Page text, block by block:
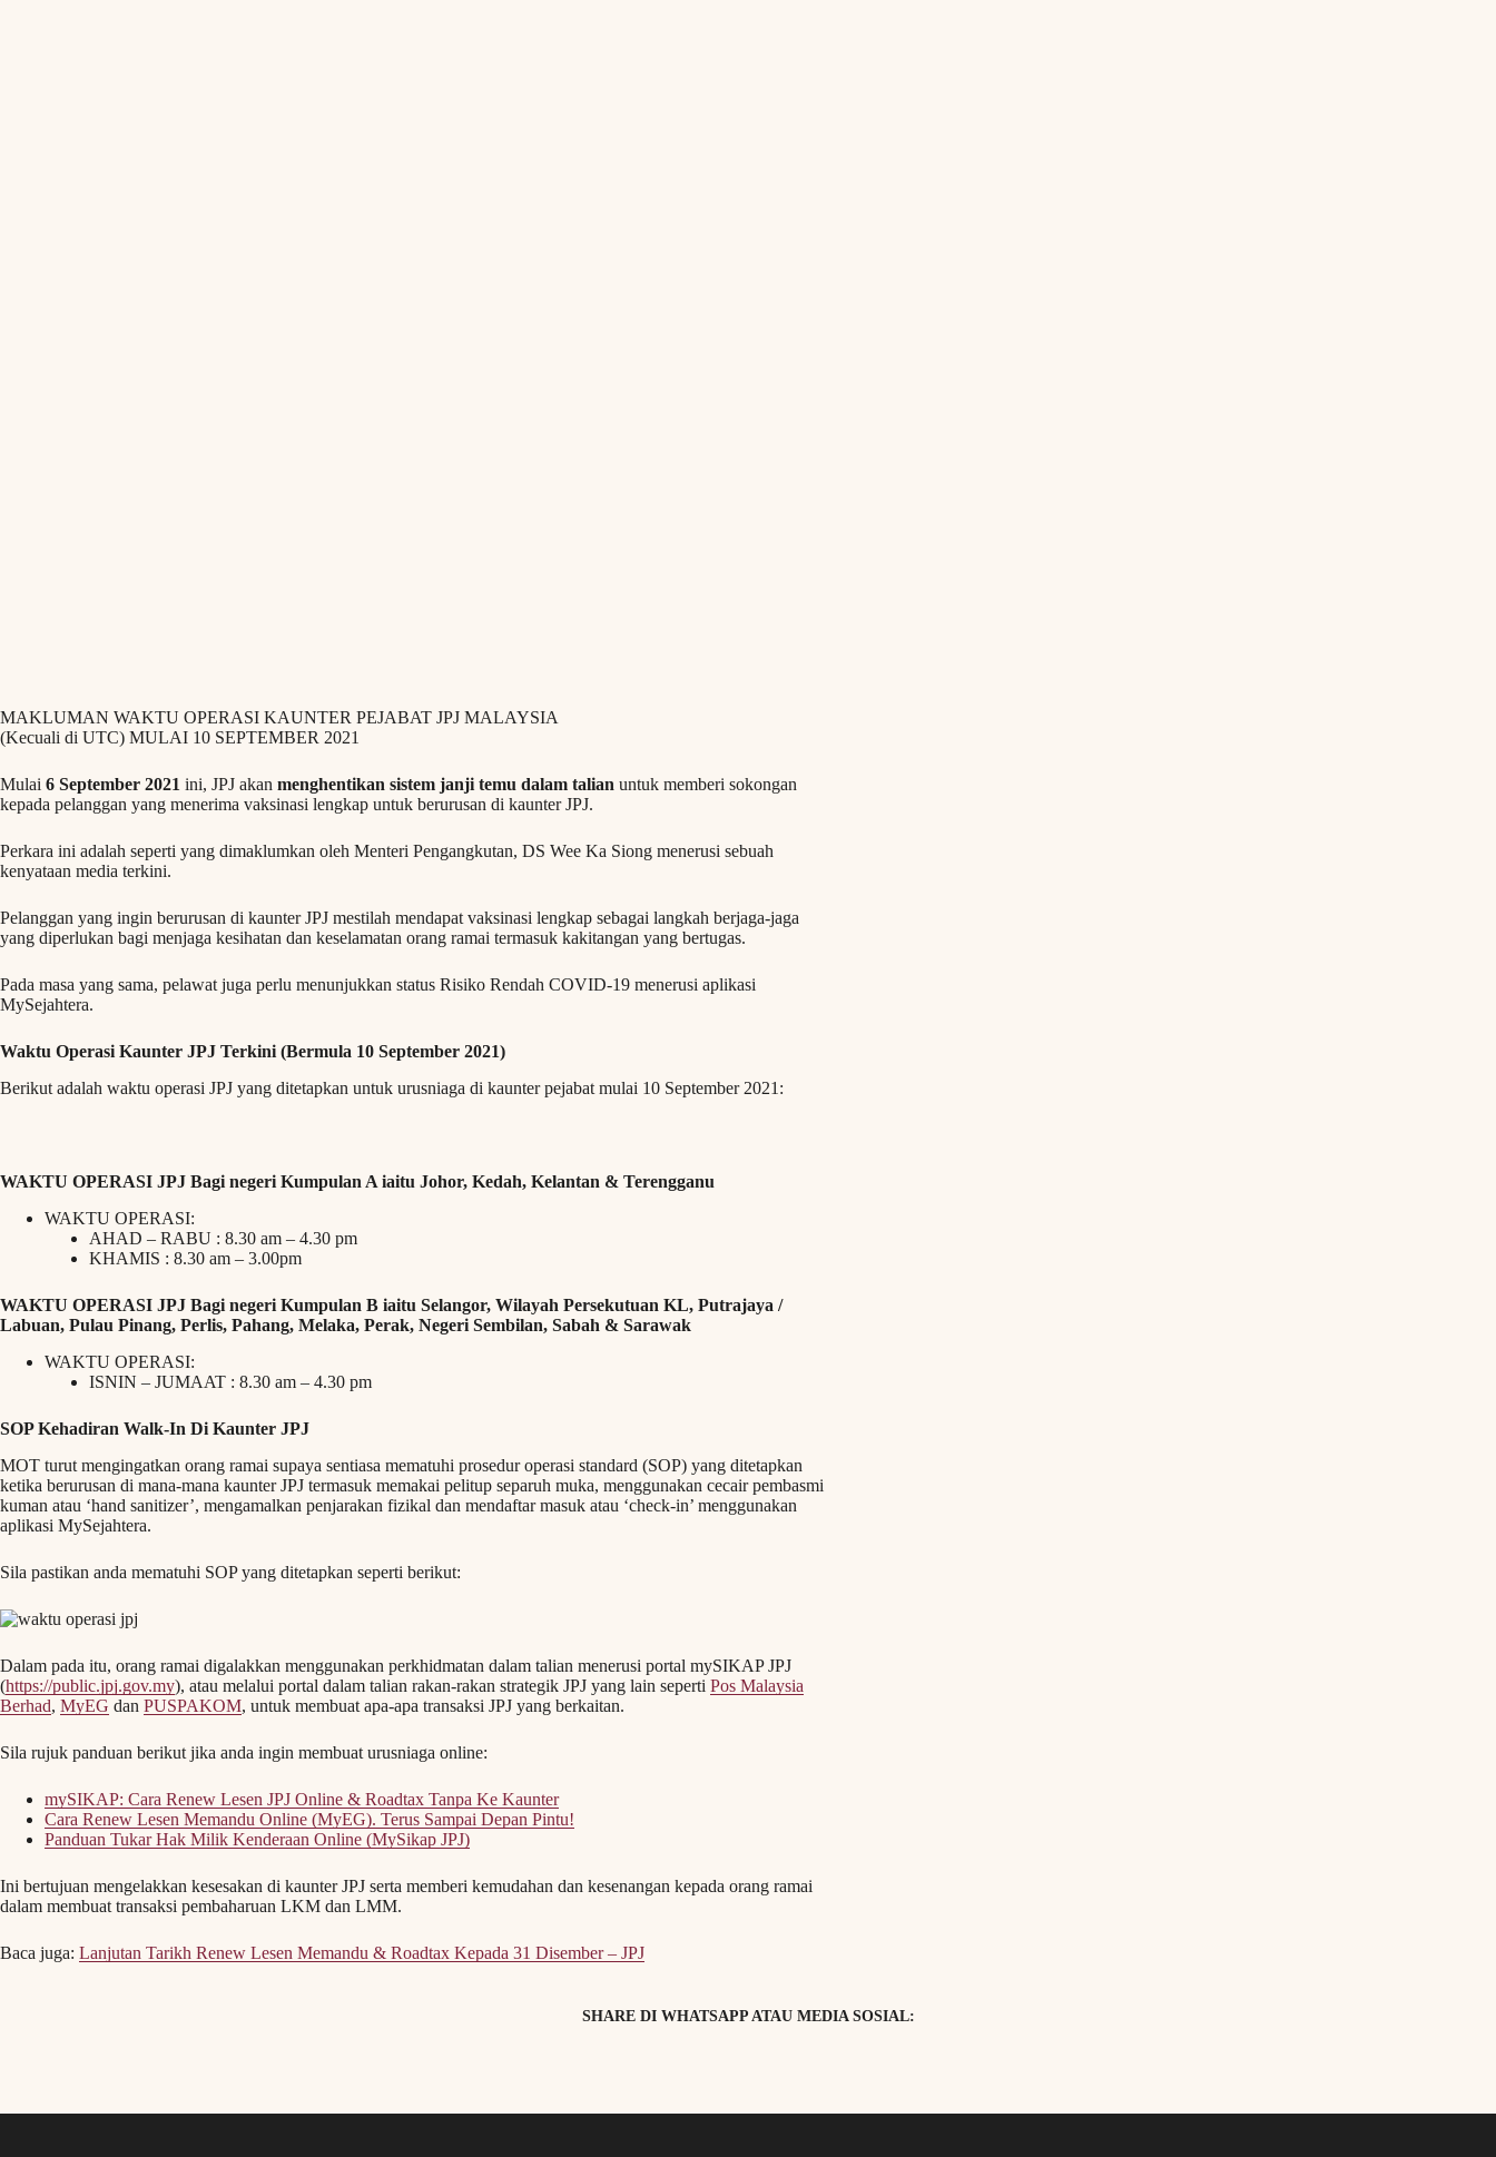
MAKLUMAN WAKTU OPERASI KAUNTER PEJABAT JPJ MALAYSIA
(Kecuali di UTC) MULAI 10 SEPTEMBER 2021
Mulai 6 September 2021 ini, JPJ akan menghentikan sistem janji temu dalam talian untuk memberi sokongan
kepada pelanggan yang menerima vaksinasi lengkap untuk berurusan di kaunter JPJ.
Perkara ini adalah seperti yang dimaklumkan oleh Menteri Pengangkutan, DS Wee Ka Siong menerusi sebuah
kenyataan media terkini.
Pelanggan yang ingin berurusan di kaunter JPJ mestilah mendapat vaksinasi lengkap sebagai langkah berjaga-jaga
yang diperlukan bagi menjaga kesihatan dan keselamatan orang ramai termasuk kakitangan yang bertugas.
Pada masa yang sama, pelawat juga perlu menunjukkan status Risiko Rendah COVID-19 menerusi aplikasi
MySejahtera.
Waktu Operasi Kaunter JPJ Terkini (Bermula 10 September 2021)
Berikut adalah waktu operasi JPJ yang ditetapkan untuk urusniaga di kaunter pejabat mulai 10 September 2021:
WAKTU OPERASI JPJ Bagi negeri Kumpulan A iaitu Johor, Kedah, Kelantan & Terengganu
WAKTU OPERASI:
AHAD – RABU : 8.30 am – 4.30 pm
KHAMIS : 8.30 am – 3.00pm
WAKTU OPERASI JPJ Bagi negeri Kumpulan B iaitu Selangor, Wilayah Persekutuan KL, Putrajaya /
Labuan, Pulau Pinang, Perlis, Pahang, Melaka, Perak, Negeri Sembilan, Sabah & Sarawak
WAKTU OPERASI:
ISNIN – JUMAAT : 8.30 am – 4.30 pm
SOP Kehadiran Walk-In Di Kaunter JPJ
MOT turut mengingatkan orang ramai supaya sentiasa mematuhi prosedur operasi standard (SOP) yang ditetapkan
ketika berurusan di mana-mana kaunter JPJ termasuk memakai pelitup separuh muka, menggunakan cecair pembasmi
kuman atau ‘hand sanitizer’, mengamalkan penjarakan fizikal dan mendaftar masuk atau ‘check-in’ menggunakan
aplikasi MySejahtera.
Sila pastikan anda mematuhi SOP yang ditetapkan seperti berikut:
Dalam pada itu, orang ramai digalakkan menggunakan perkhidmatan dalam talian menerusi portal mySIKAP JPJ
(https://public.jpj.gov.my), atau melalui portal dalam talian rakan-rakan strategik JPJ yang lain seperti Pos Malaysia
Berhad, MyEG dan PUSPAKOM, untuk membuat apa-apa transaksi JPJ yang berkaitan.
Sila rujuk panduan berikut jika anda ingin membuat urusniaga online:
mySIKAP: Cara Renew Lesen JPJ Online & Roadtax Tanpa Ke Kaunter
Cara Renew Lesen Memandu Online (MyEG). Terus Sampai Depan Pintu!
Panduan Tukar Hak Milik Kenderaan Online (MySikap JPJ)
Ini bertujuan mengelakkan kesesakan di kaunter JPJ serta memberi kemudahan dan kesenangan kepada orang ramai
dalam membuat transaksi pembaharuan LKM dan LMM.
Baca juga: Lanjutan Tarikh Renew Lesen Memandu & Roadtax Kepada 31 Disember – JPJ
SHARE DI WHATSAPP ATAU MEDIA SOSIAL: